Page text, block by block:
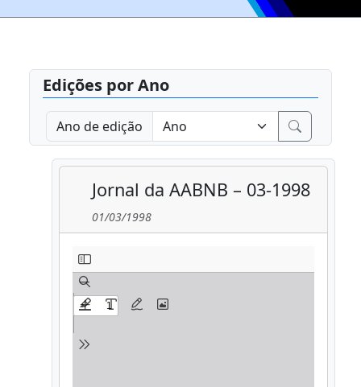
Edições por Ano
Ano de edição
Jornal da AABNB – 03-1998
01/03/1998